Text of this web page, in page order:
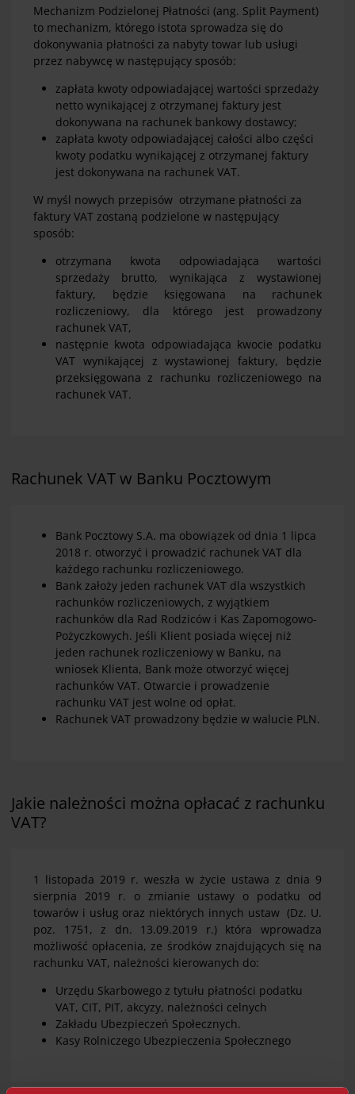
Mechanizm Podzielonej Płatności (ang. Split Payment)
to mechanizm, którego istota sprowadza się do
dokonywania płatności za nabyty towar lub usługi
przez nabywcę w następujący sposób:
zapłata kwoty odpowiadającej wartości sprzedaży
netto wynikającej z otrzymanej faktury jest
dokonywana na rachunek bankowy dostawcy;
zapłata kwoty odpowiadającej całości albo części
kwoty podatku wynikającej z otrzymanej faktury
jest dokonywana na rachunek VAT.
W myśl nowych przepisów otrzymane płatności za
faktury VAT zostaną podzielone w następujący
sposób:
otrzymana kwota odpowiadająca wartości
sprzedaży brutto, wynikająca z wystawionej
faktury, będzie księgowana na rachunek
rozliczeniowy, dla którego jest prowadzony
rachunek VAT,
następnie kwota odpowiadająca kwocie podatku
VAT wynikającej z wystawionej faktury, będzie
przeksięgowana z rachunku rozliczeniowego na
rachunek VAT.
Rachunek VAT w Banku Pocztowym
Bank Pocztowy S.A. ma obowiązek od dnia 1 lipca
2018 r. otworzyć i prowadzić rachunek VAT dla
każdego rachunku rozliczeniowego.
Bank założy jeden rachunek VAT dla wszystkich
rachunków rozliczeniowych, z wyjątkiem
rachunków dla Rad Rodziców i Kas Zapomogowo-
Pożyczkowych. Jeśli Klient posiada więcej niż
jeden rachunek rozliczeniowy w Banku, na
wniosek Klienta, Bank może otworzyć więcej
rachunków VAT. Otwarcie i prowadzenie
rachunku VAT jest wolne od opłat.
Rachunek VAT prowadzony będzie w walucie PLN.
Jakie należności można opłacać z rachunku
VAT?
1 listopada 2019 r. weszła w życie ustawa z dnia 9
sierpnia 2019 r. o zmianie ustawy o podatku od
towarów i usług oraz niektórych innych ustaw (Dz. U.
poz. 1751, z dn. 13.09.2019 r.) która wprowadza
możliwość opłacenia, ze środków znajdujących się na
rachunku VAT, należności kierowanych do:
Urzędu Skarbowego z tytułu płatności podatku
VAT, CIT, PIT, akcyzy, należności celnych
Zakładu Ubezpieczeń Społecznych.
Kasy Rolniczego Ubezpieczenia Społecznego